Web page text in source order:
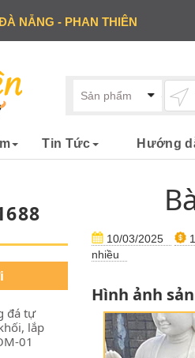
NẴNG - PHAN THIÊN
Tin Tức Hướng
đá tự
lắp
01
10/03/2025
nhiều
Hình ảnh